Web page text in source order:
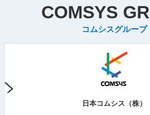
COMSYS
コムシスグループ
日本コムシス（株）
Next